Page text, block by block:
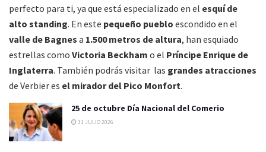
perfecto para ti, ya que está especializado en el esquí de
alto standing. En este pequeño pueblo escondido en el
valle de Bagnes a 1.500 metros de altura, han esquiado
estrellas como Victoria Beckham o el Príncipe Enrique de
Inglaterra. También podrás visitar las grandes atracciones
de Verbier es el mirador del Pico Monfort.
25 de octubre Día Nacional del Comerio
31 JULIO 2026